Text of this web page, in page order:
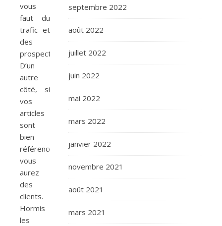
vous
faut du
trafic et
des
prospects.
D’un
autre
côté, si
vos
articles
sont
bien
référencés,
vous
aurez
des
clients.
Hormis
les
septembre 2022
août 2022
juillet 2022
juin 2022
mai 2022
mars 2022
janvier 2022
novembre 2021
août 2021
mars 2021